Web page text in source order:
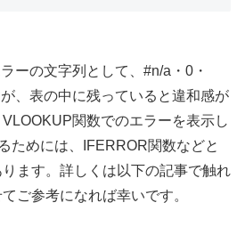
ーの文字列として、#n/a・0・
、表の中に残っていると違和感が
関数でのエラーを表示し
ためには、IFERROR関数などと
ます。詳しくは以下の記事で触れ
ご参考になれば幸いです。